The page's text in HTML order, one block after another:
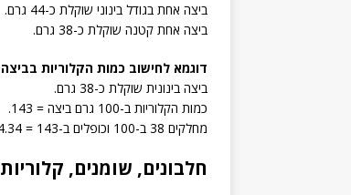
ביצה אחת בגודל בינוני שוקלת כ-44 גרם.
ביצה אחת קטנה שוקלת כ-38 גרם.
דוגמא לחישוב כמות הקלוריות
ביצה בינונית שוקלת כ-38 גרם.
כמות הקלוריות ב-100 גרם ביצה = 143.
מחלקים 38 ב-100 וכופלים ב-143 = 54.34 קלוריות בביצה אחת בגודל בינוני.
חלבונים, שומנים, קלוריות ופחמימות ב-